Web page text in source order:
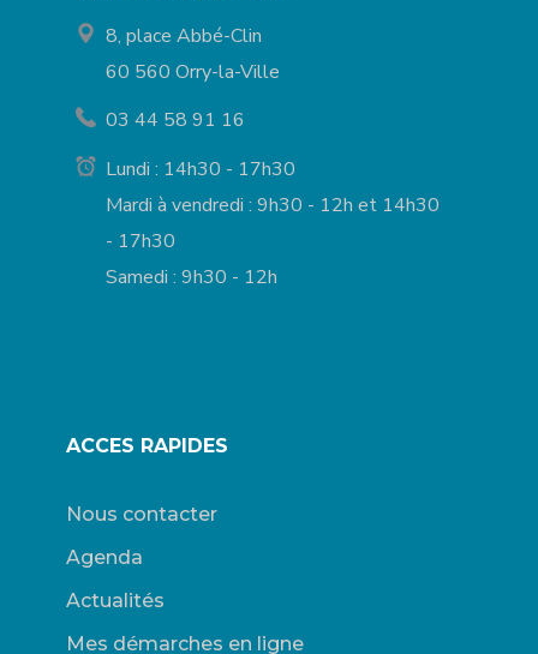
8, place Abbé-Clin
60 560 Orry-la-Ville
03 44 58 91 16
Lundi : 14h30 - 17h30
Mardi à vendredi : 9h30 - 12h et 14h30
- 17h30
Samedi : 9h30 - 12h
ACCES RAPIDES
Nous contacter
Agenda
Actualités
Mes démarches en ligne